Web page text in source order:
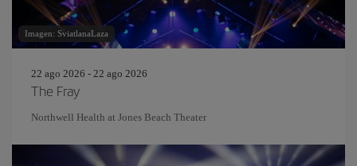
Imagen: SviatlanaLaza
22 ago 2026 - 22 ago 2026
The Fray
Northwell Health at Jones Beach Theater